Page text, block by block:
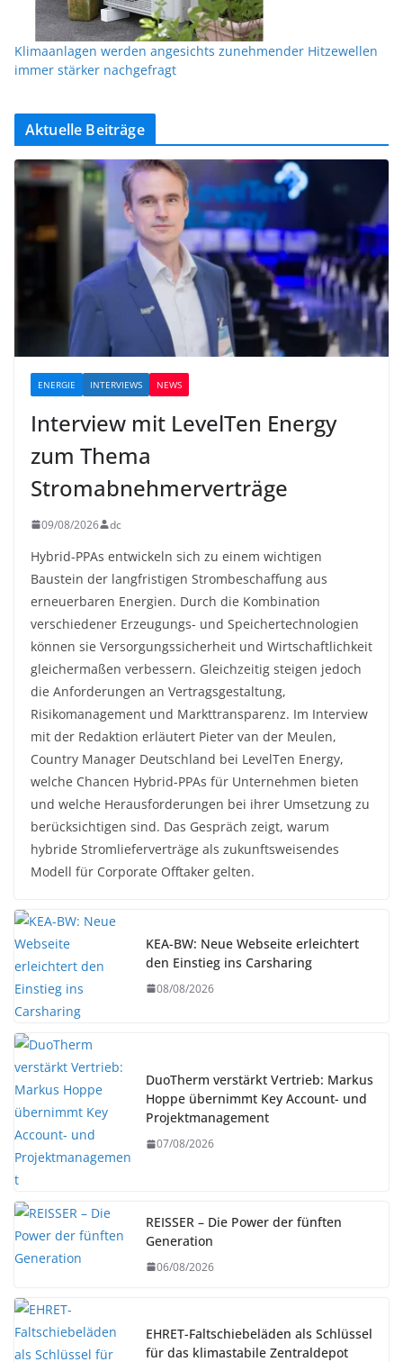
Klimaanlagen werden angesichts zunehmender Hitzewellen
immer stärker nachgefragt
Aktuelle Beiträge
ENERGIE INTERVIEWS NEWS
Interview mit LevelTen Energy
zum Thema
Stromabnehmerverträge
09/08/2026 dc
Hybrid-PPAs entwickeln sich zu einem wichtigen
Baustein der langfristigen Strombeschaffung aus
erneuerbaren Energien. Durch die Kombination
verschiedener Erzeugungs- und Speichertechnologien
können sie Versorgungssicherheit und Wirtschaftlichkeit
gleichermaßen verbessern. Gleichzeitig steigen jedoch
die Anforderungen an Vertragsgestaltung,
Risikomanagement und Markttransparenz. Im Interview
mit der Redaktion erläutert Pieter van der Meulen,
Country Manager Deutschland bei LevelTen Energy,
welche Chancen Hybrid-PPAs für Unternehmen bieten
und welche Herausforderungen bei ihrer Umsetzung zu
berücksichtigen sind. Das Gespräch zeigt, warum
hybride Stromlieferverträge als zukunftsweisendes
Modell für Corporate Offtaker gelten.
KEA-BW: Neue Webseite erleichtert
den Einstieg ins Carsharing
08/08/2026
DuoTherm verstärkt Vertrieb: Markus
Hoppe übernimmt Key Account- und
Projektmanagement
07/08/2026
REISSER – Die Power der fünften
Generation
06/08/2026
EHRET-Faltschiebeläden als Schlüssel
für das klimastabile Zentraldepot